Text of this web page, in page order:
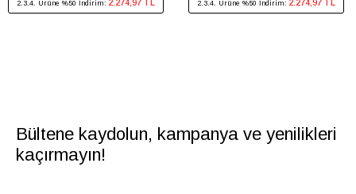
2.3.4. Ürüne %50 İndirim: 2.274,97 TL 2.3.4. Ürüne %50 İndirim: 2.274,97 TL
Bültene kaydolun, kampanya ve yenilikleri
kaçırmayın!